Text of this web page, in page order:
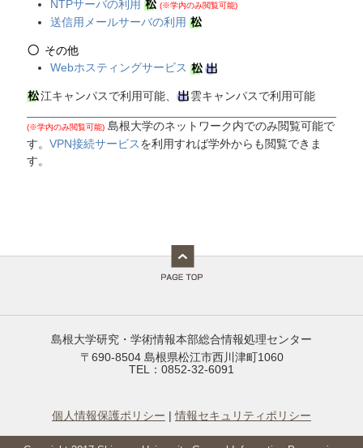
NTPサーバの利用
(※学内のみ閲覧可能)
送信用メールサーバの利用
その他
Webホスティングサービス
江キャンパスで利用可能、 雲キャンパスで利用可能
(※学内のみ閲覧可能) 島根大学のネットワーク内でのみ閲覧可能で
す。VPN接続サービスを利用すれば学外からも閲覧できま
す。
島根大学研究・学術情報本部総合情報処理センター
〒690-8504 島根県松江市西川津町1060
TEL：0852-32-6091
個人情報保護ポリシー |情報セキュリティポリシー